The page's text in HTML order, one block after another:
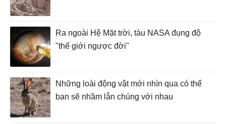
Ra ngoài Hệ Mặt trời, tàu NASA đụng độ
"thế giới ngược đời"
Những loài động vật mới nhìn qua có thể
bạn sẽ nhầm lẫn chúng với nhau